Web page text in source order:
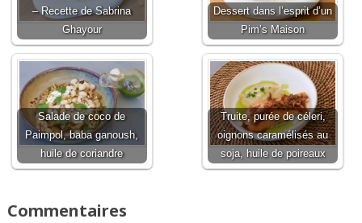
– Recette de Sabrina
Ghayour
Dessert dans l’esprit d’un
Pim’s Maison
Salade de coco de
Paimpol, baba ganoush,
huile de coriandre
Truite, purée de céleri,
oignons caramélisés au
soja, huile de poireaux
Commentaires